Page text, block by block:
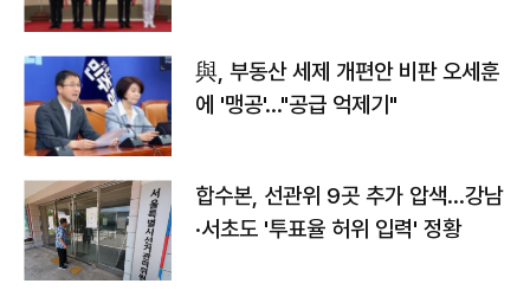
與, 부동산 세제 개편안 비판 오세훈
에 '맹공'…"공급 억제기"
합수본, 선관위 9곳 추가 압색…강남
·서초도 '투표율 허위 입력' 정황